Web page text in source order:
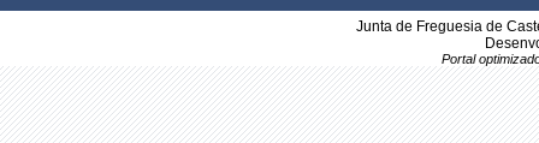
Junta de Freguesia de
Portal